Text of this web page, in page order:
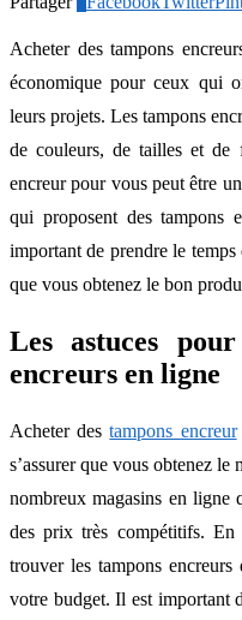
Acheter des tampons
économique pour ceux qui
leurs projets. Les tampons
de couleurs, de tailles et de
encreur pour vous peut être
qui proposent des tampons
important de prendre le temps
que vous obtenez le bon
Les astuces
encreurs en ligne
Acheter destampons encreur
s’assurer que vous obtenez
nombreux magasins en ligne
des prix très compétitifs.
trouver les tampons
votre budget. Il est important